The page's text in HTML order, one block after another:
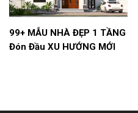
99+ MẪU NHÀ ĐẸP 1 TẦNG
Đón Đầu XU HƯỚNG MỚI